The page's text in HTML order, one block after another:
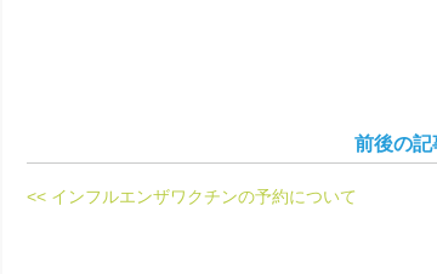
前後の記
<< インフルエンザワクチンの予約について